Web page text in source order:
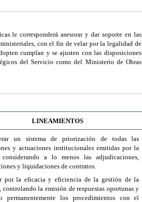
le corresponderá asesorar y dar soporte en las
con el fin de velar por la legalidad de
cumplan y se ajusten con las disposiciones
del Servicio como del Ministerio de Obras
LINEAMIENTOS
un sistema de priorización de todas las
y actuaciones institucionales emitidas por la
a lo menos las adjudicaciones,
y liquidaciones de contratos.
por la eficacia y eficiencia de la gestión de la
la emisión de respuestas oportunas y
permanentemente los procedimientos con el